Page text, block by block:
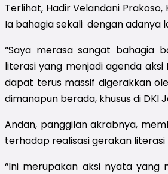
Terlihat, Hadir Velandani Prakoso,
Ia bahagia sekali dengan adanya
“Saya merasa sangat bahagia
literasi yang menjadi agenda aksi
dapat terus massif digerakkan
dimanapun berada, khusus di DKI
Andan, panggilan akrabnya,
terhadap realisasi gerakan literasi
“Ini merupakan aksi nyata yang